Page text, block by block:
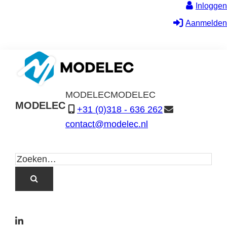
Inloggen
Aanmelden
MODELEC
MODELECMODELEC
+31 (0)318 - 636 262
contact@modelec.nl
L